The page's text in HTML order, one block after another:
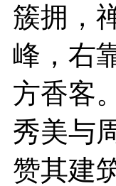
簇拥，
峰，右
方香客
秀美与
赞其建